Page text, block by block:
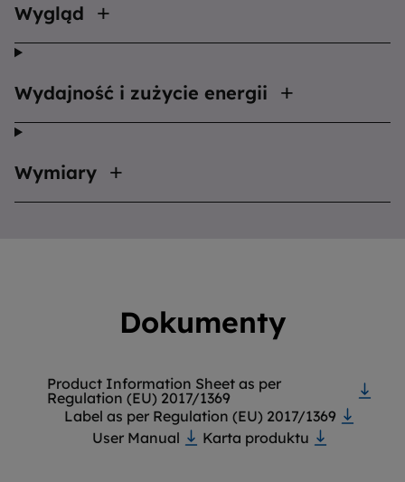
Wygląd
Wydajność i zużycie energii
Wymiary
Dokumenty
Product Information Sheet as per
Regulation (EU) 2017/1369
Label as per Regulation (EU) 2017/1369
User Manual
Karta produktu